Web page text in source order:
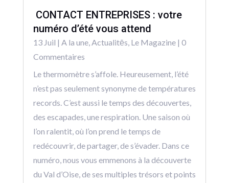
CONTACT ENTREPRISES : votre
numéro d’été vous attend
13 Juil | A la une,Actualitēs, Le Magazine| 0
Commentaires
Le thermomètre s’affole. Heureusement, l’été
n’est pas seulement synonyme de températures
records. C’est aussi le temps des découvertes,
des escapades, une respiration. Une saison où
l’on ralentit, où l’on prend le temps de
redécouvrir, de partager, de s’évader. Dans ce
numéro, nous vous emmenons à la découverte
du Val d’Oise, de ses multiples trésors et points